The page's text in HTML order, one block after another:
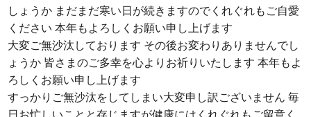
しょうか まだまだ寒い日が続きますのでくれぐれもご自愛
ください 本年もよろしくお願い申し上げます
大変ご無沙汰しております その後お変わりありませんでし
ょうか 皆さまのご多幸を心よりお祈りいたします 本年もよ
ろしくお願い申し上げます
すっかりご無沙汰をしてしまい大変申し訳ございません 毎
日お忙しいことと存じますが健康にはくれぐれもご留意く